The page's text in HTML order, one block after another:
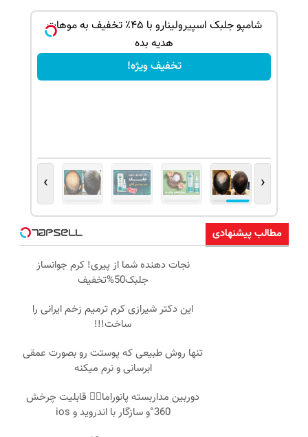
شامپو جلبک اسپیرولینارو با ۴۵٪ تخفیف به موهات
هدیه بده
تخفیف ویژه!
‹
›
مطالب پیشنهادی
نجات دهنده شما از پیری! کرم جوانساز
جلبک50%تخفیف
این دکتر شیرازی کرم ترمیم زخم ایرانی را
ساخت!!!
تنها روش طبیعی که پوستت رو بصورت عمقی
ابرسانی و نرم میکنه
دوربین مداربسته پانوراما👈🏻 قابلیت چرخش
360°و سازگار با اندروید و ios